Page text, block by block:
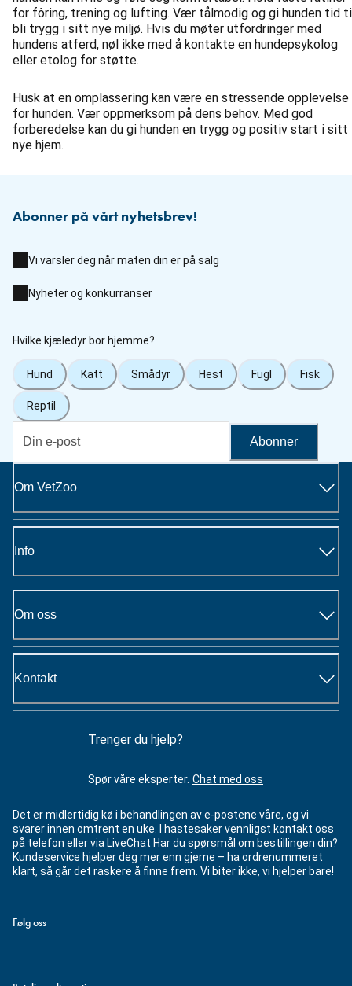
for fôring, trening og lufting. Vær tålmodig og gi hunden tid
bli trygg i sitt nye miljø. Hvis du møter utfordringer med
hundens atferd, nøl ikke med å kontakte en hundepsykolog
eller etolog for støtte.
Husk at en omplassering kan være en stressende opplevelse
for hunden. Vær oppmerksom på dens behov. Med god
forberedelse kan du gi hunden en trygg og positiv start i sitt
nye hjem.
Abonner på vårt nyhetsbrev!
Vi varsler deg når maten din er på salg
Nyheter og konkurranser
Hvilke kjæledyr bor hjemme?
Hund Katt Smådyr Hest Fugl Fisk
Reptil
Abonner
Om VetZoo
Info
Om oss
Kontakt
Trenger du hjelp?
Spør våre eksperter. Chat med oss
Det er midlertidig kø i behandlingen av e-postene våre, og vi
svarer innen omtrent en uke. I hastesaker vennligst kontakt oss
på telefon eller via LiveChat Har du spørsmål om bestillingen din?
Kundeservice hjelper deg mer enn gjerne – ha ordrenummeret
klart, så går det raskere å finne frem. Vi biter ikke, vi hjelper bare!
Følg oss